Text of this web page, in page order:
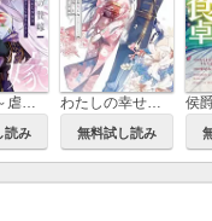
龍の贄嫁～虐げられた少女は運命の番として愛される～
読み
わたしの幸せな結婚
無料試し読み